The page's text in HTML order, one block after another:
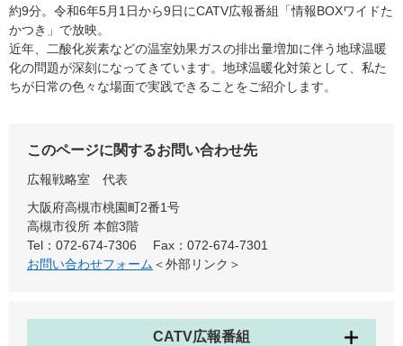
約9分。令和6年5月1日から9日にCATV広報番組「情報BOXワイドた
かつき」で放映。
近年、二酸化炭素などの温室効果ガスの排出量増加に伴う地球温暖
化の問題が深刻になってきています。地球温暖化対策として、私た
ちが日常の色々な場面で実践できることをご紹介します。
このページに関するお問い合わせ先
広報戦略室
代表
大阪府高槻市桃園町2番1号
高槻市役所 本館3階
Tel：072-674-7306
Fax：072-674-7301
お問い合わせフォーム ＜外部リンク＞
CATV広報番組